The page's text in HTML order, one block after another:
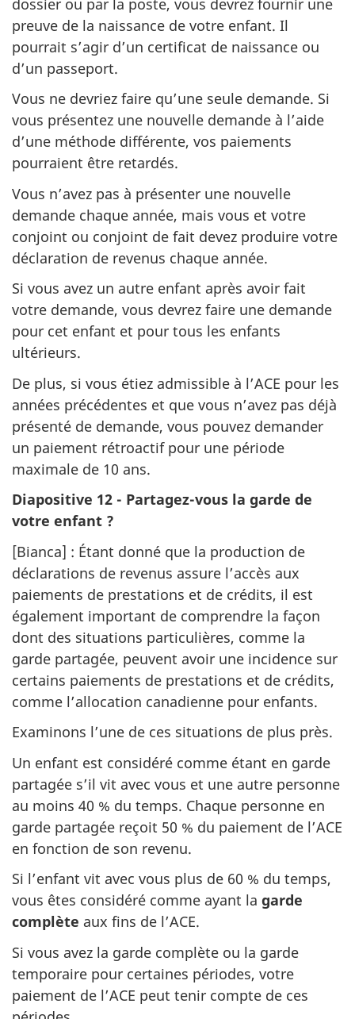
preuve de la naissance de votre enfant. Il
pourrait s’agir d’un certificat de naissance ou
d’un passeport.
Vous ne devriez faire qu’une seule demande. Si
vous présentez une nouvelle demande à l’aide
d’une méthode différente, vos paiements
pourraient être retardés.
Vous n’avez pas à présenter une nouvelle
demande chaque année, mais vous et votre
conjoint ou conjoint de fait devez produire votre
déclaration de revenus chaque année.
Si vous avez un autre enfant après avoir fait
votre demande, vous devrez faire une demande
pour cet enfant et pour tous les enfants
ultérieurs.
De plus, si vous étiez admissible à l’ACE pour les
années précédentes et que vous n’avez pas déjà
présenté de demande, vous pouvez demander
un paiement rétroactif pour une période
maximale de 10 ans.
Diapositive 12 - Partagez-vous la garde de
votre enfant ?
[Bianca] : Étant donné que la production de
déclarations de revenus assure l’accès aux
paiements de prestations et de crédits, il est
également important de comprendre la façon
dont des situations particulières, comme la
garde partagée, peuvent avoir une incidence sur
certains paiements de prestations et de crédits,
comme l’allocation canadienne pour enfants.
Examinons l’une de ces situations de plus près.
Un enfant est considéré comme étant en garde
partagée s’il vit avec vous et une autre personne
au moins 40 % du temps. Chaque personne en
garde partagée reçoit 50 % du paiement de l’ACE
en fonction de son revenu.
Si l’enfant vit avec vous plus de 60 % du temps,
vous êtes considéré comme ayant la garde
complète aux fins de l’ACE.
Si vous avez la garde complète ou la garde
temporaire pour certaines périodes, votre
paiement de l’ACE peut tenir compte de ces